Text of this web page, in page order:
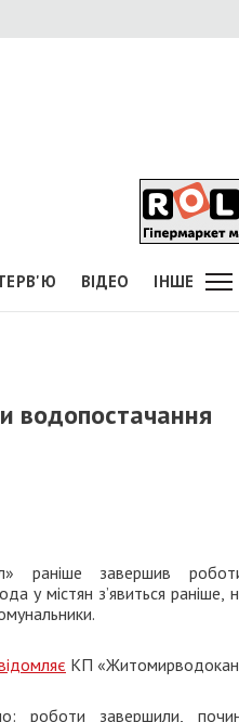
ВІДЕО ІНШЕ
водопостачання
раніше завершив
у містян з’явиться раніше,
КП
роботи завершили,